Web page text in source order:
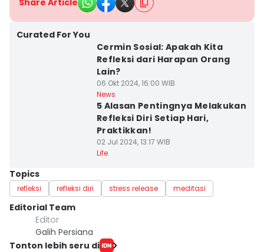
Share Article
Curated For You
Cermin Sosial: Apakah Kita
Refleksi dari Harapan Orang
Lain?
06 Okt 2024, 16:00 WIB
News
5 Alasan Pentingnya Melakukan
Refleksi Diri Setiap Hari,
Praktikkan!
02 Jul 2024, 13:17 WIB
Life
Topics
refleksi refleksi diri stress release meditasi
Editorial Team
Editor
Galih Persiana
Tonton lebih seru di